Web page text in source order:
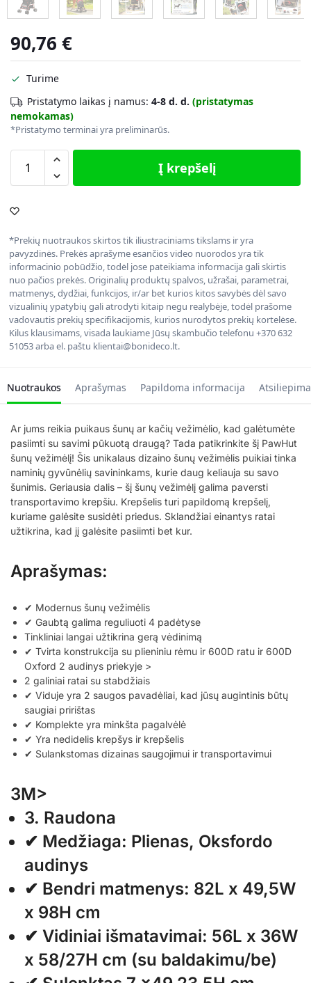
90,76 €
Turime
Pristatymo laikas į namus: 4-8 d. d. (pristatymas
nemokamas)
*Pristatymo terminai yra preliminarūs.
Į krepšelį
*Prekių nuotraukos skirtos tik iliustraciniams tikslams ir yra
pavyzdinės. Prekės aprašyme esančios video nuorodos yra tik
informacinio pobūdžio, todėl jose pateikiama informacija gali skirtis
nuo pačios prekės. Originalių produktų spalvos, užrašai, parametrai,
matmenys, dydžiai, funkcijos, ir/ar bet kurios kitos savybės dėl savo
vizualinių ypatybių gali atrodyti kitaip negu realybėje, todėl prašome
vadovautis prekių specifikacijomis, kurios nurodytos prekių kortelėse.
Kilus klausimams, visada laukiame Jūsų skambučio telefonu +370 632
51053 arba el. paštu klientai@bonideco.lt.
Nuotraukos Aprašymas Papildoma informacija
Ar jums reikia puikaus šunų ar kačių vežimėlio, kad galėtumėte
pasiimti su savimi pūkuotą draugą? Tada patikrinkite šį PawHut
šunų vežimėlį! Šis unikalaus dizaino šunų vežimėlis puikiai tinka
naminių gyvūnėlių savininkams, kurie daug keliauja su savo
šunimis. Geriausia dalis – šį šunų vežimėlį galima paversti
transportavimo krepšiu. Krepšelis turi papildomą krepšelį,
kuriame galėsite susidėti priedus. Sklandžiai einantys ratai
užtikrina, kad jį galėsite pasiimti bet kur.
Aprašymas:
✔ Modernus šunų vežimėlis
✔ Gaubtą galima reguliuoti 4 padėtyse
Tinkliniai langai užtikrina gerą vėdinimą
✔ Tvirta konstrukcija su plieniniu rėmu ir 600D ratu ir 600D
Oxford 2 audinys priekyje >
2 galiniai ratai su stabdžiais
✔ Viduje yra 2 saugos pavadėliai, kad jūsų augintinis būtų
saugiai pririštas
✔ Komplekte yra minkšta pagalvėlė
✔ Yra nedidelis krepšys ir krepšelis
✔ Sulankstomas dizainas saugojimui ir transportavimui
3M>
3. Raudona
✔ Medžiaga: Plienas, Oksfordo
audinys
✔ Bendri matmenys: 82L x 49,5W
x 98H cm
✔ Vidiniai išmatavimai: 56L x 36W
x 58/27H cm (su baldakimu/be)